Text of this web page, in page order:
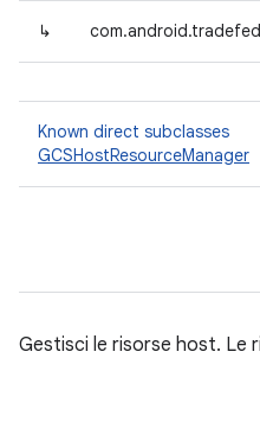
↳
Known direct subclasses
GCSHostResourceManager
Gestisci le risorse host. Le